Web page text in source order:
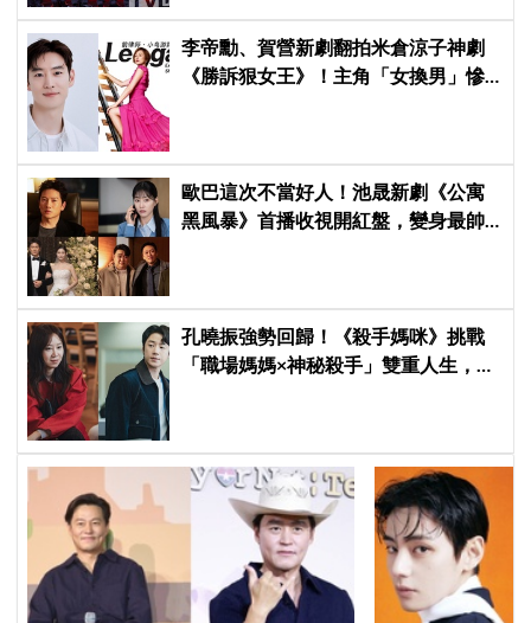
李帝勳、賀營新劇翻拍米倉涼子神劇
《勝訴狠女王》！主角「女換男」慘
歐巴這次不當好人！池晟新劇《公寓
黑風暴》首播收視開紅盤，變身最帥
孔曉振強勢回歸！《殺手媽咪》挑戰
「職場媽媽×神秘殺手」雙重人生，與